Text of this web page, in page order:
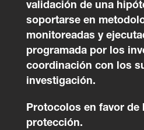
validación de una
soportarse en
monitoreadas y
programada por los
coordinación con los
investigación.
Protocolos en favor de
protección.